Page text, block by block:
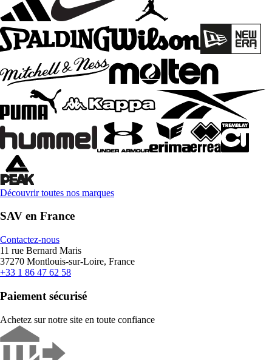
Découvrir toutes nos marques
SAV en France
Contactez-nous
11 rue Bernard Maris
37270 Montlouis-sur-Loire, France
+33 1 86 47 62 58
Paiement sécurisé
Achetez sur notre site en toute confiance